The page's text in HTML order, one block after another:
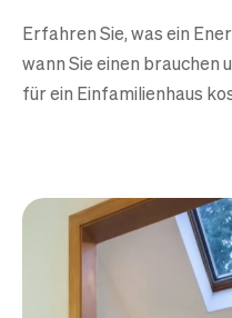
Erfahren Sie, was ein
wann Sie einen brauchen
für ein Einfamilienhaus